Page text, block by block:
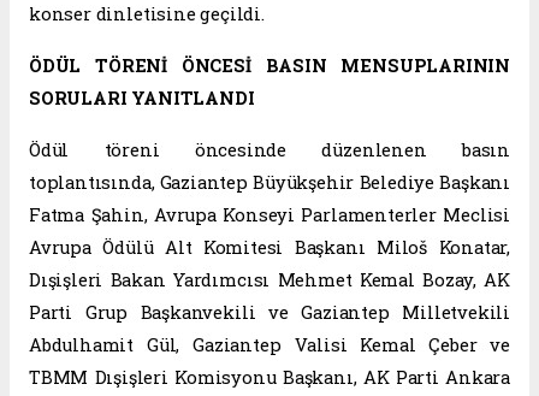
konser dinletisine geçildi.
ÖDÜL TÖRENİ ÖNCESİ BASIN MENSUPLARININ
SORULARI YANITLANDI
Ödül töreni öncesinde düzenlenen basın
toplantısında, Gaziantep Büyükşehir Belediye Başkanı
Fatma Şahin, Avrupa Konseyi Parlamenterler Meclisi
Avrupa Ödülü Alt Komitesi Başkanı Miloš Konatar,
Dışişleri Bakan Yardımcısı Mehmet Kemal Bozay, AK
Parti Grup Başkanvekili ve Gaziantep Milletvekili
Abdulhamit Gül, Gaziantep Valisi Kemal Çeber ve
TBMM Dışişleri Komisyonu Başkanı, AK Parti Ankara